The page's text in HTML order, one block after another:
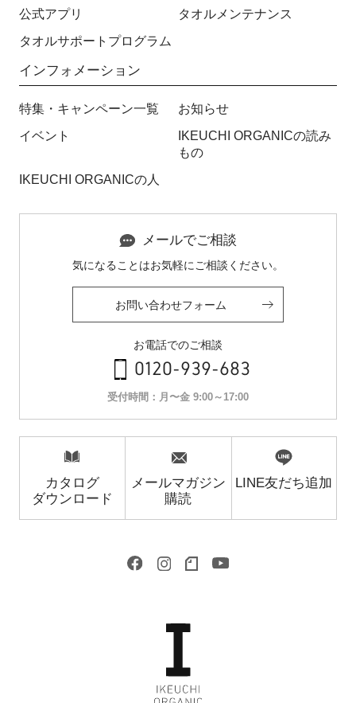
公式アプリ タオルメンテナンス
タオルサポートプログラム
インフォメーション
特集・キャンペーン一覧 お知らせ
イベント
IKEUCHI ORGANICの読み
もの
IKEUCHI ORGANICの人
メールでご相談
気になることはお気軽にご相談ください。
お問い合わせフォーム
お電話でのご相談
0120-939-683
受付時間：月〜金 9:00～17:00
カタログ
ダウンロード
メールマガジン
購読
LINE友だち追加